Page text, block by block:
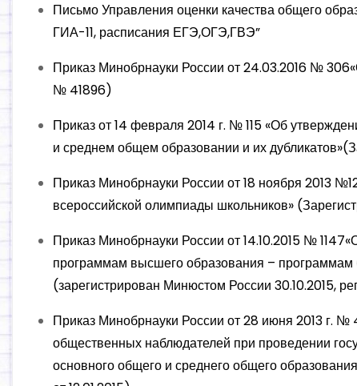
Письмо Управления оценки качества общего
ГИА-11, расписания ЕГЭ,ОГЭ,ГВЭ”
Приказ Минобрнауки России от 24.03.2016 №
№ 41896)
Приказ от 14 февраля 2014 г. № 115 «Об
и среднем общем образовании и их
Приказ Минобрнауки России от 18 ноября 2013
всероссийской олимпиады школьников»
Приказ Минобрнауки России от 14.10.2015 №
программам высшего образования – программам
(зарегистрирован Минюстом России 30.10.2015,
Приказ Минобрнауки России от 28 июня 2013 г. №
общественных наблюдателей при проведении
основного общего и среднего общего